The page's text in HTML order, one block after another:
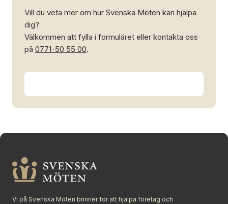
Vill du veta mer om hur Svenska Möten kan hjälpa
dig?
Välkommen att fylla i formuläret eller kontakta oss
på 0771-50 55 00.
Vi på Svenska Möten brinner för att hjälpa företag och